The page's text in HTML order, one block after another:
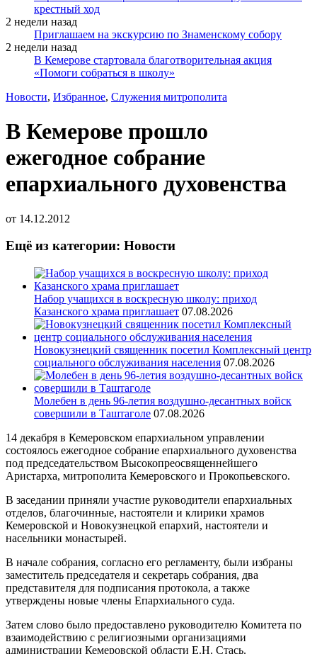
крестный ход
2 недели назад
Приглашаем на экскурсию по Знаменскому собору
2 недели назад
В Кемерове стартовала благотворительная акция
«Помоги собраться в школу»
Новости, Избранное, Служения митрополита
В Кемерове прошло
ежегодное собрание
епархиального духовенства
от 14.12.2012
Ещё из категории: Новости
Набор учащихся в воскресную школу: приход
Казанского храма приглашает 07.08.2026
Новокузнецкий священник посетил Комплексный центр
социального обслуживания населения 07.08.2026
Молебен в день 96-летия воздушно-десантных войск
совершили в Таштаголе 07.08.2026
14 декабря в Кемеровском епархиальном управлении
состоялось ежегодное собрание епархиального духовенства
под председательством Высокопреосвященнейшего
Аристарха, митрополита Кемеровского и Прокопьевского.
В заседании приняли участие руководители епархиальных
отделов, благочинные, настоятели и клирики храмов
Кемеровской и Новокузнецкой епархий, настоятели и
насельники монастырей.
В начале собрания, согласно его регламенту, были избраны
заместитель председателя и секретарь собрания, два
представителя для подписания протокола, а также
утверждены новые члены Епархиального суда.
Затем слово было предоставлено руководителю Комитета по
взаимодействию с религиозными организациями
администрации Кемеровской области Е.Н. Стась.